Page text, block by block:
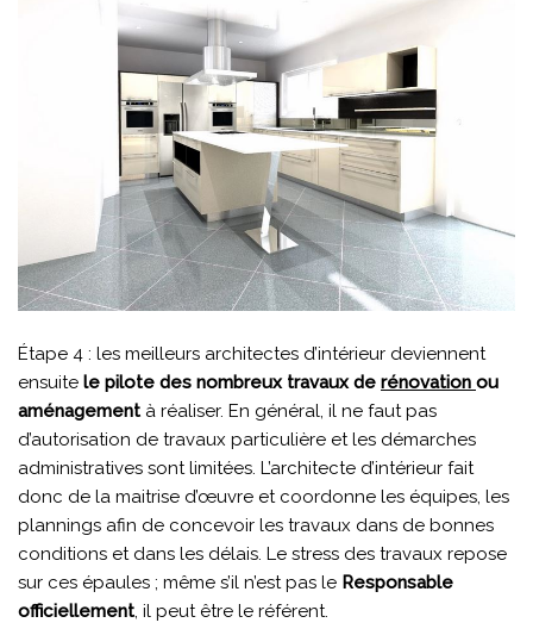
Étape 4 : les meilleurs architectes d’intérieur deviennent
ensuite le pilote des nombreux travaux de rénovation ou
aménagementà réaliser. En général, il ne faut pas
d’autorisation de travaux particulière et les démarches
administratives sont limitées. L’architecte d’intérieur fait
donc de la maitrise d’œuvre et coordonne les équipes, les
plannings afin de concevoir les travaux dans de bonnes
conditions et dans les délais. Le stress des travaux repose
sur ces épaules ; même s’il n’est pas le Responsable
officiellement, il peut être le référent.